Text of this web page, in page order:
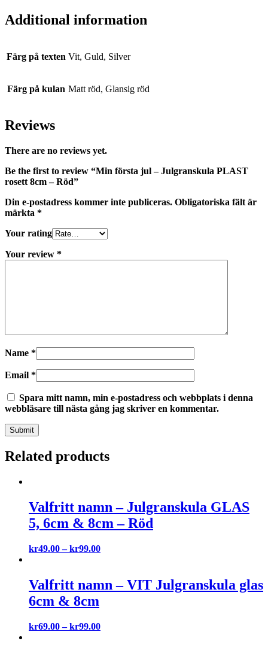
Additional information
Färg på texten Vit, Guld, Silver
Färg på kulan Matt röd, Glansig röd
Reviews
There are no reviews yet.
Be the first to review “Min första jul – Julgranskula PLAST
rosett 8cm – Röd”
Din e-postadress kommer inte publiceras. Obligatoriska fält är
märkta *
Your rating
Your review *
Name *
Email *
Spara mitt namn, min e-postadress och webbplats i denna
webbläsare till nästa gång jag skriver en kommentar.
Related products
Valfritt namn – Julgranskula GLAS
5, 6cm & 8cm – Röd
kr49.00–kr99.00
Valfritt namn – VIT Julgranskula glas
6cm & 8cm
kr69.00–kr99.00